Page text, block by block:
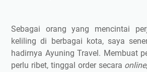
Sebagai orang yang mencintai
keliling di berbagai kota, saya
hadirnya Ayuning Travel. Membuat
perlu ribet, tinggal order secara online